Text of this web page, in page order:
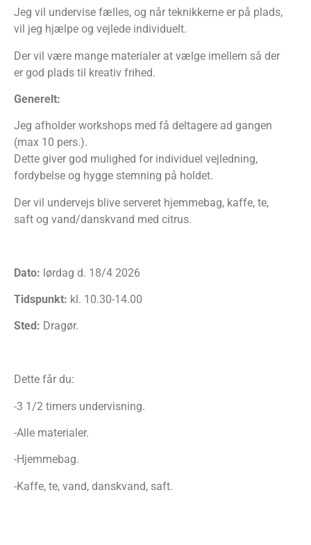
Jeg vil undervise fælles, og når teknikkerne er på plads,
vil jeg hjælpe og vejlede individuelt.
Der vil være mange materialer at vælge imellem så der
er god plads til kreativ frihed.
Generelt:
Jeg afholder workshops med få deltagere ad gangen
(max 10 pers.).
Dette giver god mulighed for individuel vejledning,
fordybelse og hygge stemning på holdet.
Der vil undervejs blive serveret hjemmebag, kaffe, te,
saft og vand/danskvand med citrus.
Dato: lørdag d. 18/4 2026
Tidspunkt: kl. 10.30-14.00
Sted: Dragør.
Dette får du:
-3 1/2 timers undervisning.
-Alle materialer.
-Hjemmebag.
-Kaffe, te, vand, danskvand, saft.